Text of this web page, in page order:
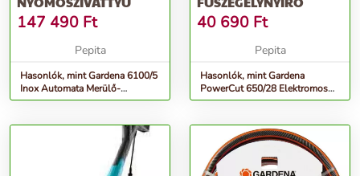
147 490 Ft
Pepita
Hasonlók, mint Gardena 6100/5
Inox Automata Merülő-
nyomószivattyú
40 690 Ft
Pepita
Hasonlók, mint Gardena
PowerCut 650/28 Elektromos
fűszegélynyíró